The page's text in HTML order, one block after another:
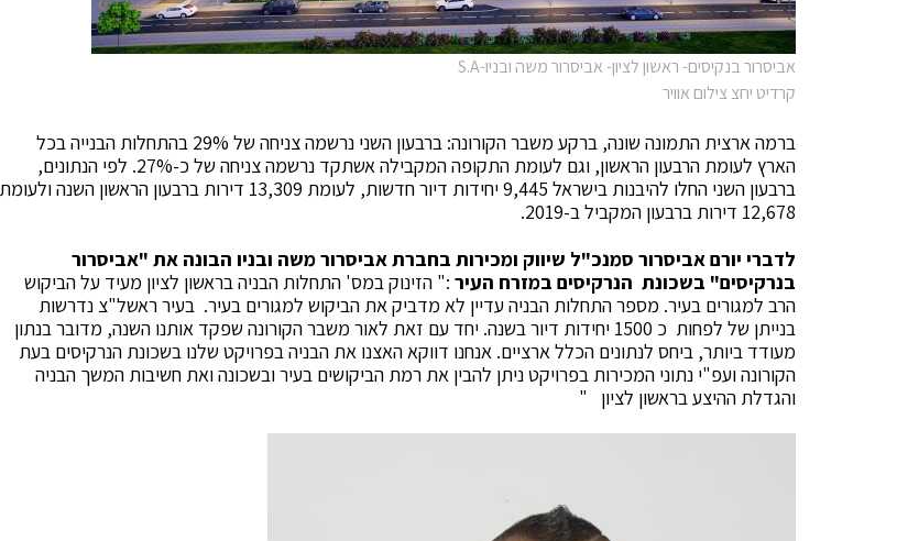
אביסרור בנקיסים- ראשון לציון- אביסרור משה ובניו-S.A
קרדיט יחצ צילום אוויר
ברמה ארצית התמונה שונה, ברקע משבר הקורונה: ברבעון השני נרשמה צניחה של 29% בהתחלות הבנייה בכל
הארץ לעומת הרבעון הראשון, וגם לעומת התקופה המקבילה אשתקד נרשמה צניחה של כ-27%. לפי הנתונים,
ברבעון השני החלו להיבנות בישראל 9,445 יחידות דיור חדשות, לעומת 13,309 דירות ברבעון הראשון השנה ולעומת
12,678 דירות ברבעון המקביל ב-2019.
לדברי יורם אביסרור סמנכ"ל שיווק ומכירות בחברת אביסרור משה ובניו הבונה את "אביסרור
בנרקיסים" בשכונת הנרקיסים במזרח העיר :" הזינוק במס' התחלות הבניה בראשון לציון מעיד על הביקוש
הרב למגורים בעיר. מספר התחלות הבניה עדיין לא מדביק את הביקוש למגורים בעיר. בעיר ראשל"צ נדרשות
בנייתן של לפחות כ 1500 יחידות דיור בשנה. יחד עם זאת לאור משבר הקורונה שפקד אותנו השנה, מדובר בנתון
מעודד ביותר, ביחס לנתונים הכלל ארציים. אנחנו דווקא האצנו את הבניה בפרויקט שלנו בשכונת הנרקיסים בעת
הקורונה ועפ"י נתוני המכירות בפרויקט ניתן להבין את רמת הביקושים בעיר ובשכונה ואת חשיבות המשך הבניה
והגדלת ההיצע בראשון לציון "